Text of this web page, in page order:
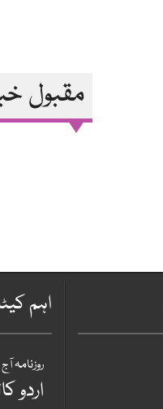
مقبول
اہم
روزنامہ آج
اردو